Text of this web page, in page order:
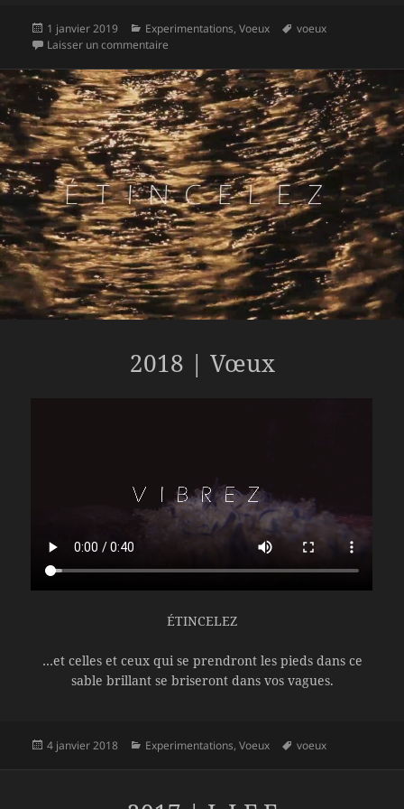
Publié
le
1 janvier 2019 Catégories
Experimentations,Voeux
Mots-
voeux
Laisser un commentaire
2018 | Vœux
ÉTINCELEZ
…et celles et ceux qui se prendront les pieds dans ce
sable brillant se briseront dans vos vagues.
Publié
4 janvier 2018 Catégories
Experimentations,Voeux
Mots-
voeux